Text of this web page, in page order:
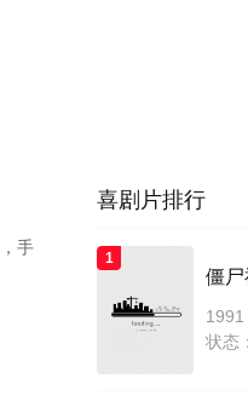
手
喜剧片排行
1
僵
1991
状态